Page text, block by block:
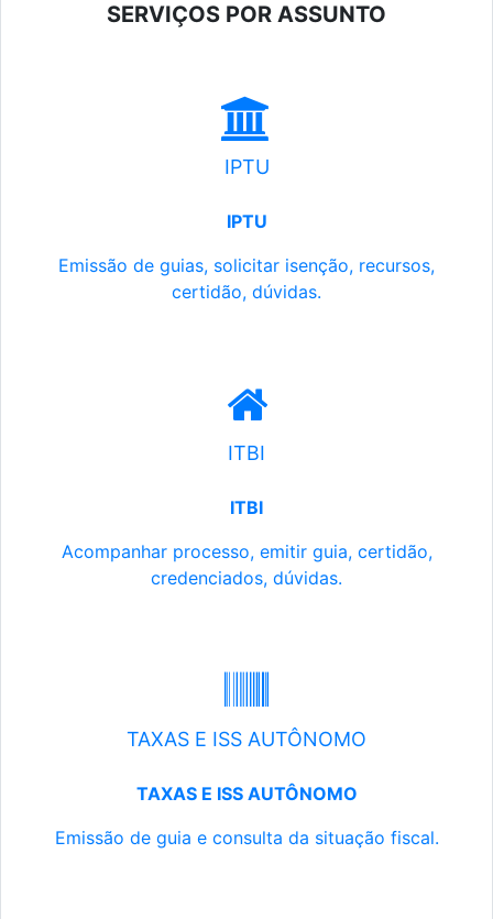
SERVIÇOS POR ASSUNTO
IPTU
IPTU
Emissão de guias, solicitar isenção, recursos,
certidão, dúvidas.
ITBI
ITBI
Acompanhar processo, emitir guia, certidão,
credenciados, dúvidas.
TAXAS E ISS AUTÔNOMO
TAXAS E ISS AUTÔNOMO
Emissão de guia e consulta da situação fiscal.